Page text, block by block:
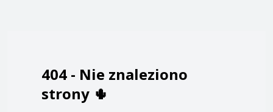
404 - Nie znaleziono
strony 🌵